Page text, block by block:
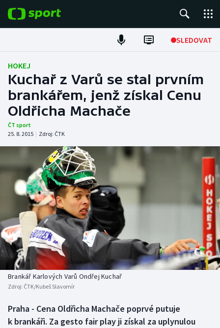
SLEDOVAT
Fotbal
Hokej
Tenis
Atletika
Cyklistika
DALŠÍ SPORTY
Americký fotbal
Baseball a softbal
Basketbal
Biatlon
Box
NEPŘEHLÉDNĚTE
Soutěže
Historické návraty
Aplikace ČT sport
HOKEJ
Kuchař z Varů se stal prvním
brankářem, jenž získal Cenu
Oldřicha Machače
ČT sport
25. 8. 2015 | Zdroj: ČTK
Brankář Karlových Varů Ondřej Kuchař
Zdroj: ČTK/Kubeš Slavomír
Praha - Cena Oldřicha Machače poprvé putuje
k brankáři. Za gesto fair play ji získal za uplynulou